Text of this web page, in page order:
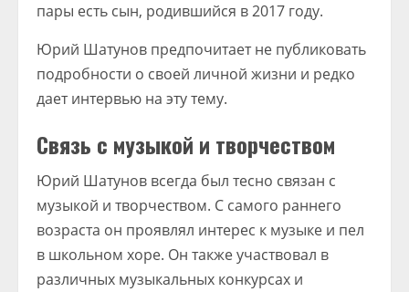
пары есть сын, родившийся в 2017 году.
Юрий Шатунов предпочитает не публиковать
подробности о своей личной жизни и редко
дает интервью на эту тему.
Связь с музыкой и творчеством
Юрий Шатунов всегда был тесно связан с
музыкой и творчеством. С самого раннего
возраста он проявлял интерес к музыке и пел
в школьном хоре. Он также участвовал в
различных музыкальных конкурсах и